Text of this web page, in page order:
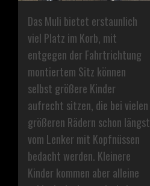
Das Muli bietet erstaunlich
viel Platz im Korb, mit
entgegen der Fahrtrichtung
montiertem Sitz können
selbst größere Kinder
aufrecht sitzen, die bei vielen
größeren Rädern schon längst
vom Lenker mit Kopfnüssen
bedacht werden. Kleinere
Kinder kommen aber alleine